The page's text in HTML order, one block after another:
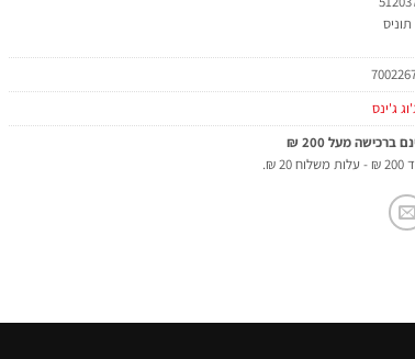
ג'ינס
ברכישה מעל 200 ₪
₪.